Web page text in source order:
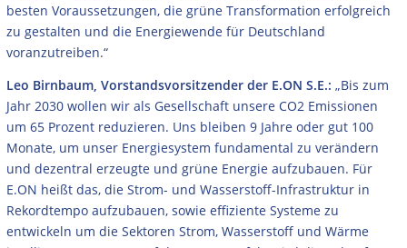
besten Voraussetzungen, die grüne Transformation erfolgreich
zu gestalten und die Energiewende für Deutschland
voranzutreiben.“
Leo Birnbaum, Vorstandsvorsitzender der E.ON S.E.: „Bis zum
Jahr 2030 wollen wir als Gesellschaft unsere CO2 Emissionen
um 65 Prozent reduzieren. Uns bleiben 9 Jahre oder gut 100
Monate, um unser Energiesystem fundamental zu verändern
und dezentral erzeugte und grüne Energie aufzubauen. Für
E.ON heißt das, die Strom- und Wasserstoff-Infrastruktur in
Rekordtempo aufzubauen, sowie effiziente Systeme zu
entwickeln um die Sektoren Strom, Wasserstoff und Wärme